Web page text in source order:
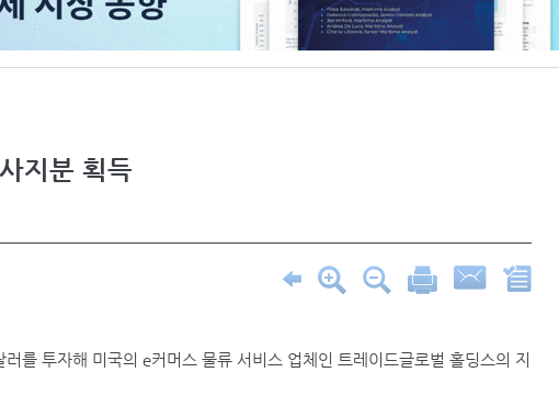
지분 획득
를 투자해 미국의 e커머스 물류 서비스 업체인 트레이드글로벌 홀딩스의 지